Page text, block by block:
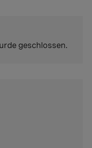
geschlossen.